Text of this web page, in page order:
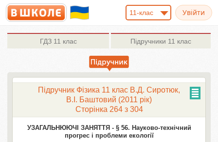
11-клас
ГДЗ11 клас Підручники 11 клас
Підручник Фізика 11 клас В.Д. Сиротюк,
В.І. Баштовий (2011 рік)
Сторінка 264 з 304
УЗАГАЛЬНЮЮЧІ ЗАНЯТТЯ - § 56. Науково-технічний
прогрес і проблеми екології